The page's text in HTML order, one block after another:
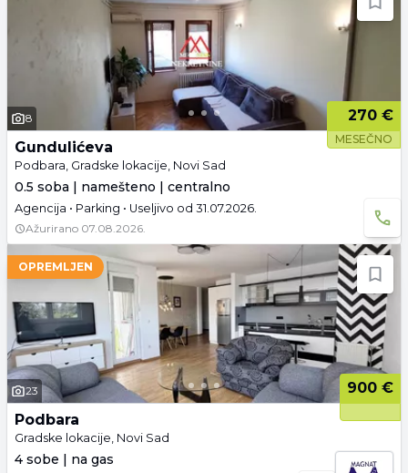
8 270 €
MESEČNO
Gundulićeva
Podbara, Gradske lokacije, Novi Sad
0.5 soba | namešteno | centralno
Agencija • Parking • Useljivo od 31.07.2026.
Ažurirano 07.08.2026.
OPREMLJEN
23
900 €
Podbara
Gradske lokacije, Novi Sad
4 sobe | na gas